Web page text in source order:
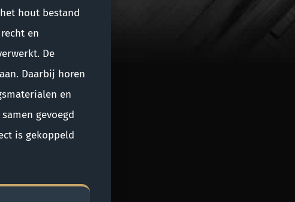
hout bestand
en
De
Daarbij horen
en
gevoegd
is gekoppeld